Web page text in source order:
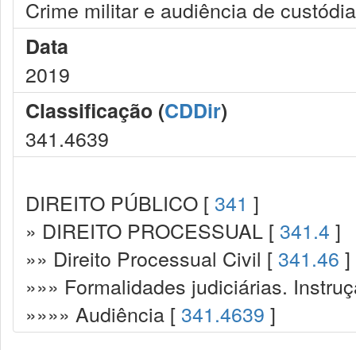
Crime militar e audiência de custódia
Data
2019
Classificação (CDDir)
341.4639
DIREITO PÚBLICO [ 341 ]
» DIREITO PROCESSUAL [ 341.4 ]
»» Direito Processual Civil [ 341.46 ]
»»» Formalidades judiciárias.
»»»» Audiência [ 341.4639 ]